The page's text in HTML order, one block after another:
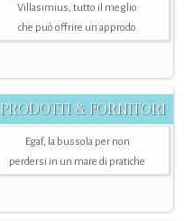
Villasimius, tutto il meglio
che può offrire un approdo
PRODOTTI & FORNITORI
Egaf, la bussola per non
perdersi in un mare di pratiche